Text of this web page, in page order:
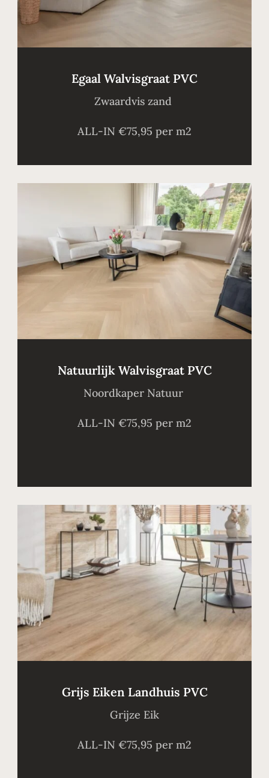
Egaal Walvisgraat PVC
Zwaardvis zand
ALL-IN €75,95 per m2
Natuurlijk Walvisgraat PVC
Noordkaper Natuur
ALL-IN €75,95 per m2
Grijs Eiken Landhuis PVC
Grijze Eik
ALL-IN €75,95 per m2